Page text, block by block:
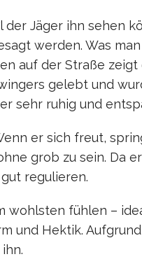
Jäger ihn sehen
werden. Was
auf der Straße zeigt
gelebt und
sehr ruhig und
er sich freut,
grob zu sein. Da
regulieren.
wohlsten fühlen –
und Hektik.